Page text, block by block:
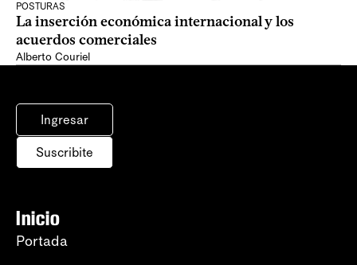
POSTURAS
La inserción económica internacional y los
acuerdos comerciales
Alberto Couriel
Ingresar
Suscribite
Inicio
Portada